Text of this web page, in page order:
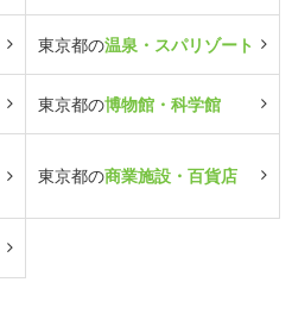
東京都の温泉・スパリゾート
東京都の博物館・科学館
東京都の商業施設・百貨店